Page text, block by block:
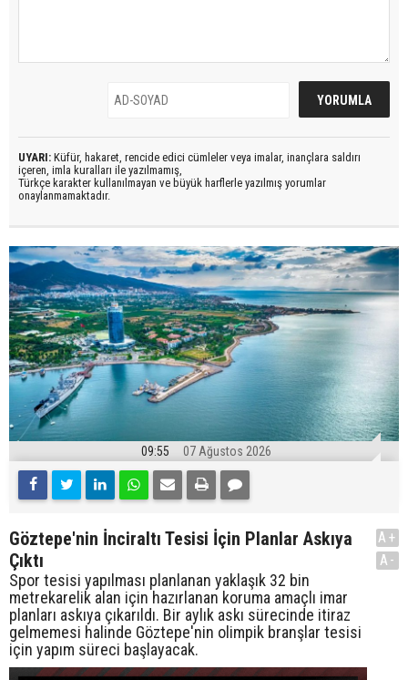
UYARI: Küfür, hakaret, rencide edici cümleler veya imalar, inançlara saldırı
içeren, imla kuralları ile yazılmamış,
Türkçe karakter kullanılmayan ve büyük harflerle yazılmış yorumlar
onaylanmamaktadır.
09:55 07 Ağustos 2026
Göztepe'nin İnciraltı Tesisi İçin Planlar Askıya
Çıktı
Spor tesisi yapılması planlanan yaklaşık 32 bin
metrekarelik alan için hazırlanan koruma amaçlı imar
planları askıya çıkarıldı. Bir aylık askı sürecinde itiraz
gelmemesi halinde Göztepe'nin olimpik branşlar tesisi
için yapım süreci başlayacak.
A+
A-